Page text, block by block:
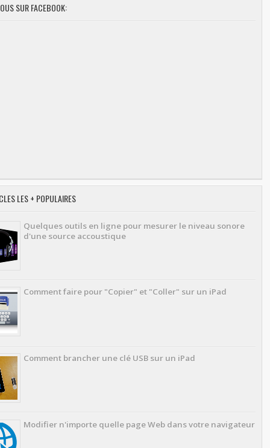
SUR FACEBOOK:
LES + POPULAIRES
Quelques outils en ligne pour mesurer le niveau sonore
d'une source accoustique
Comment faire pour "Copier" et "Coller" sur un iPad
Comment brancher une clé USB sur un iPad
Modifier n'importe quelle page Web dans votre navigateur